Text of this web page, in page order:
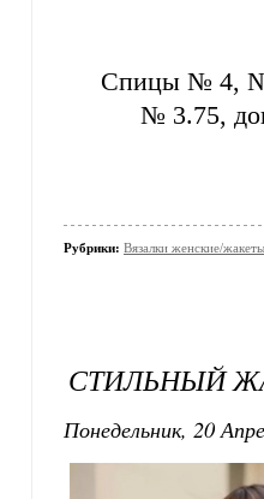
Спицы № 4, №
№ 3.75,
Рубрики: Вязалки женские/жакеты
СТИЛЬНЫЙ
Понедельник, 20